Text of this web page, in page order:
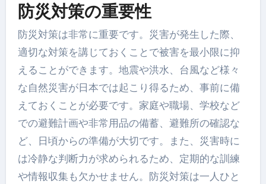
防災対策の重要性
防災対策は非常に重要です。災害が発生した際、
適切な対策を講じておくことで被害を最小限に抑
えることができます。地震や洪水、台風など様々
な自然災害が日本では起こり得るため、事前に備
えておくことが必要です。家庭や職場、学校など
での避難計画や非常用品の備蓄、避難所の確認な
ど、日頃からの準備が大切です。また、災害時に
は冷静な判断力が求められるため、定期的な訓練
や情報収集も欠かせません。防災対策は一人ひと